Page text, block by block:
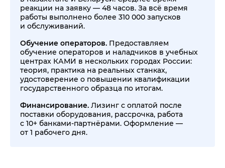
реакции на заявку — 48 часов. За всё время
работы выполнено более 310 000 запусков
и обслуживаний.
Обучение операторов. Предоставляем
обучение операторов и наладчиков в учебных
центрах КАМИ в нескольких городах России:
теория, практика на реальных станках,
удостоверение о повышении квалификации
государственного образца по итогам.
Финансирование. Лизинг с оплатой после
поставки оборудования, рассрочка, работа
с 10+ банками-партнёрами. Оформление —
от 1 рабочего дня.